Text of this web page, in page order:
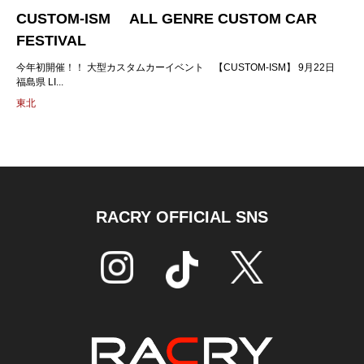
CUSTOM-ISM ALL GENRE CUSTOM CAR
FESTIVAL
今年初開催！！ 大型カスタムカーイベント 【CUSTOM-ISM】 9月22日
福島県 LI...
東北
RACRY OFFICIAL SNS